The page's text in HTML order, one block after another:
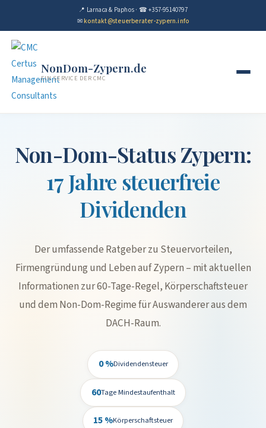
📍 Larnaca & Paphos · ☎ +357-95140797
✉kontakt@steuerberater-zypern.info
NonDom-Zypern.de
EIN SERVICE DER CMC
Non-Dom-Status Zypern:
17 Jahre steuerfreie
Dividenden
Der umfassende Ratgeber zu Steuervorteilen,
Firmengründung und Leben auf Zypern – mit aktuellen
Informationen zur 60-Tage-Regel, Körperschaftsteuer
und dem Non-Dom-Regime für Auswanderer aus dem
DACH-Raum.
0 %Dividendensteuer
60Tage Mindestaufenthalt
15 %Körperschaftsteuer